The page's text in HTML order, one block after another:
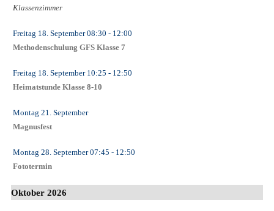
Klassenzimmer
Freitag 18. September08:30 - 12:00
Methodenschulung GFS Klasse 7
Freitag 18. September10:25 - 12:50
Heimatstunde Klasse 8-10
Montag 21. September
Magnusfest
Montag 28. September07:45 - 12:50
Fototermin
Oktober 2026